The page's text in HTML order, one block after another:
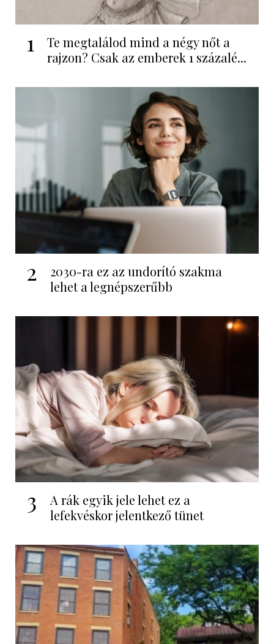
1
Te megtalálod mind a négy nőt a
rajzon? Csak az emberek 1 százalé...
2
2030-ra ez az undorító szakma
lehet a legnépszerűbb
3
A rák egyik jele lehet ez a
lefekvéskor jelentkező tünet